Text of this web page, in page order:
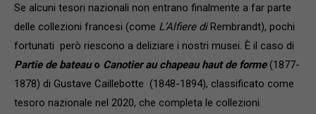
Se alcuni tesori nazionali non entrano finalmente a far parte
delle collezioni francesi (come L’Alfiere diRembrandt), pochi
fortunati però riescono a deliziare i nostri musei. È il caso di
Partie de bateauo Canotier au chapeau haut de forme(1877-
1878) di Gustave Caillebotte (1848-1894), classificato come
tesoro nazionale nel 2020, che completa le collezioni